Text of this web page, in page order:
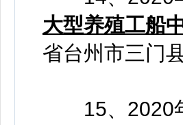
大型养殖工船
省台州市三门
15、2020年